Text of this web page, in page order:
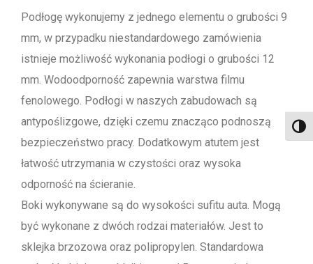
Podłogę wykonujemy z jednego elementu o grubości 9
mm, w przypadku niestandardowego zamówienia
istnieje możliwość wykonania podłogi o grubości 12
mm. Wodoodporność zapewnia warstwa filmu
fenolowego. Podłogi w naszych zabudowach są
antypoślizgowe, dzięki czemu znacząco podnoszą
bezpieczeństwo pracy. Dodatkowym atutem jest
łatwość utrzymania w czystości oraz wysoka
odporność na ścieranie.
Boki wykonywane są do wysokości sufitu auta. Mogą
być wykonane z dwóch rodzai materiałów. Jest to
sklejka brzozowa oraz polipropylen. Standardowa